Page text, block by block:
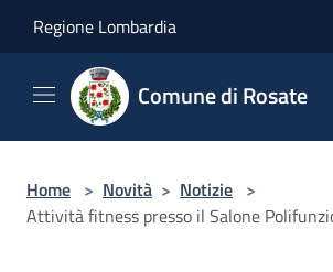
Regione Lombardia
Comune di Rosate
Home > Novità > Notizie >
Attività fitness presso il Salone